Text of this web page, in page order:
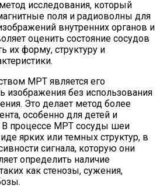
исследования, который
поля и радиоволны для
внутренних органов и
оценить состояние сосудов
их форму, структуру и
МРТ является его
изображения без использования
Это делает метод более
особенно для детей и
процессе МРТ сосуды шеи
ярких или темных структур, в
сигнала, которую они
определить наличие
как стенозы, сужения,